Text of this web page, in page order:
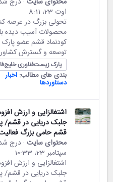
اوت 23،‏ 8:11
تحولی بزرگ در عرصه
محصولات آسیب دیده با
کودنماد قشم عضو
توسعه و گسترش
پارک زیست‌فناوری
بندی های مطالب: اخبار
دستاوردها
اشتغالزایی و ارزش
جلبک دریایی در قشم/
قشم حامی بزرگ
محتوای سایت · درج
سپتامبر 23،‏ 10:33
اشتغالزایی و ارزش
جلبک دریایی در قشم/